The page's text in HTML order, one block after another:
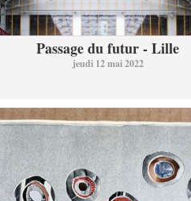
Passage du futur - Lille
jeudi 12 mai 2022